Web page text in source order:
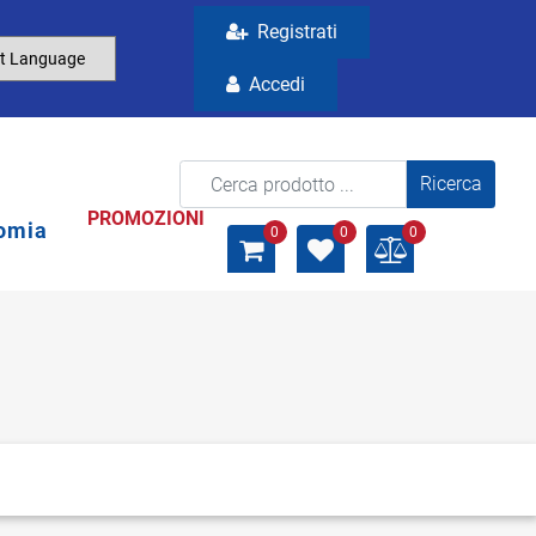
Registrati
Accedi
PROMOZIONI
La modifica di un filtro aggiorna
0 0 0